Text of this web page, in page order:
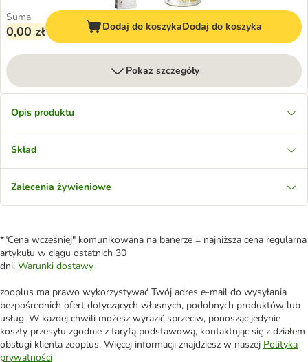
Suma
0,00 zł Dodaj do koszykaDodaj do koszyka
Pokaż szczegóły
Opis produktu
Skład
Zalecenia żywieniowe
*"Cena wcześniej" komunikowana na banerze = najniższa cena regularna
artykułu w ciągu ostatnich 30
dni. Warunki dostawy
zooplus ma prawo wykorzystywać Twój adres e-mail do wysyłania
bezpośrednich ofert dotyczących własnych, podobnych produktów lub
usług. W każdej chwili możesz wyrazić sprzeciw, ponosząc jedynie
koszty przesyłu zgodnie z taryfą podstawową, kontaktując się z działem
obsługi klienta zooplus. Więcej informacji znajdziesz w naszej Polityka
prywatności